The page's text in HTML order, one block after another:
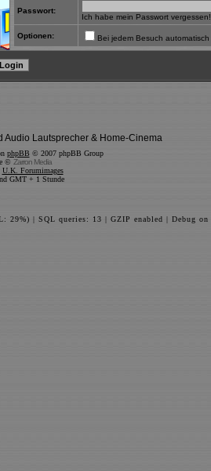
Passwort:
Ich habe mein Passwort vergessen!
Optionen: Bei jedem Besuch
Audio Lautsprecher & Home-Cinema
phpBB © 2007 phpBB Group
© Zarron Media
U.K. Forumimages
GMT + 1 Stunde
29%) | SQL queries: 13 | GZIP enabled | Debug on